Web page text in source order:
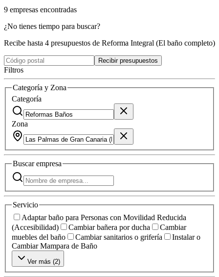
9 empresas encontradas
¿No tienes tiempo para buscar?
Recibe hasta 4 presupuestos de Reforma Integral (El baño completo)
Recibir presupuestos
Filtros
Categoría y Zona
Categoría
Zona
Buscarempresa
Servicio
Adaptar baño para Personas con Movilidad Reducida
(Accesibilidad)
Cambiar bañera por ducha
Cambiar
muebles del baño
Cambiar sanitarios o grifería
Instalar o
Cambiar Mampara de Baño
Ver más (2)